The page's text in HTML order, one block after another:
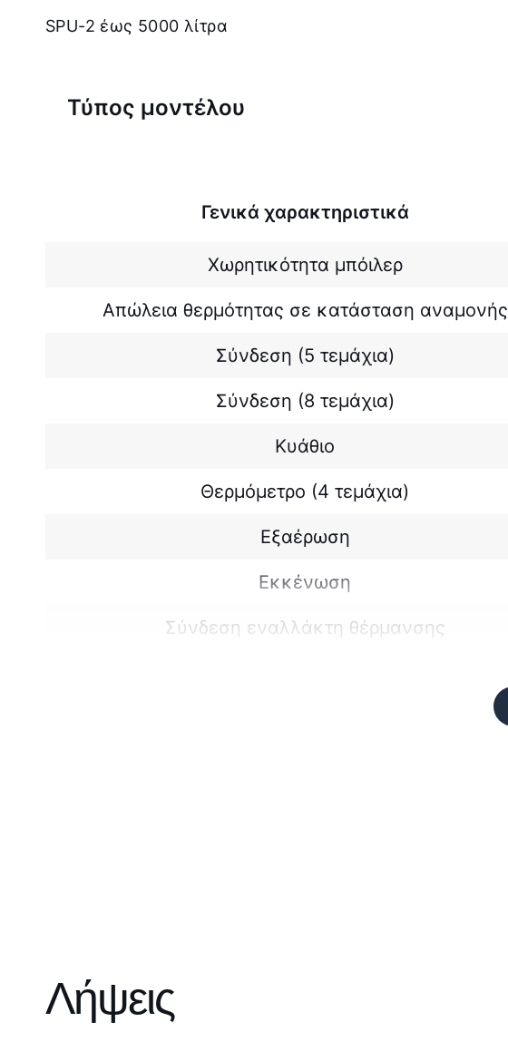
SPU-2 έως 5000 λίτρα
Τύπος μοντέλου
Γενικά χαρακτηριστικά
Χωρητικότητα μπόιλερ
Απώλεια θερμότητας σε κατάσταση αναμονής
Σύνδεση (5 τεμάχια)
Σύνδεση (8 τεμάχια)
Κυάθιο
Θερμόμετρο (4 τεμάχια)
Εξαέρωση
Εκκένωση
Σύνδεση εναλλάκτη θέρμανσης
Λήψεις